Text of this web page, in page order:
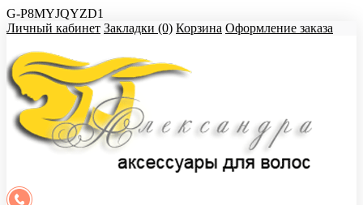
G-P8MYJQYZD1
Личный кабинет Закладки (0) Корзина Оформление заказа